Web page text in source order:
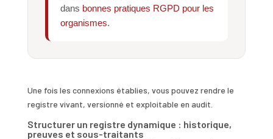
dans bonnes pratiques RGPD pour les
organismes.
Une fois les connexions établies, vous pouvez rendre le
registre vivant, versionné et exploitable en audit.
Structurer un registre dynamique : historique,
preuves et sous-traitants